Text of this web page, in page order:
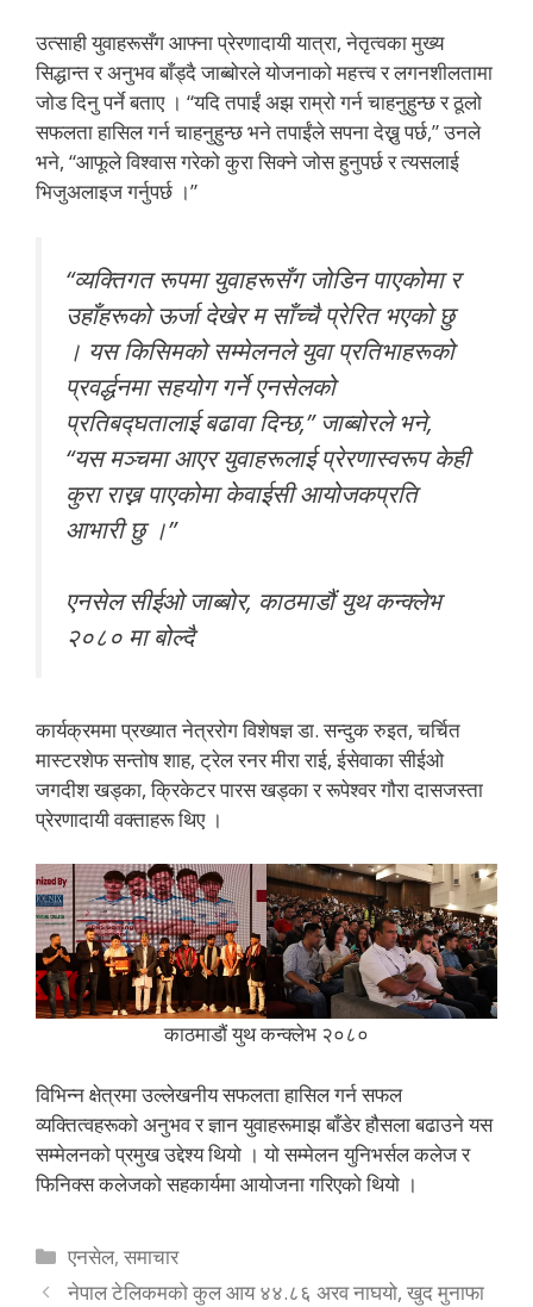
उत्साही युवाहरूसँग आफ्ना प्रेरणादायी यात्रा, नेतृत्वका मुख्य
सिद्धान्त र अनुभव बाँड्दै जाब्बोरले योजनाको महत्त्व र लगनशीलतामा
जोड दिनु पर्ने बताए । “यदि तपाईं अझ राम्रो गर्न चाहनुहुन्छ र ठूलो
सफलता हासिल गर्न चाहनुहुन्छ भने तपाईंले सपना देख्नु पर्छ,” उनले
भने, “आफूले विश्वास गरेको कुरा सिक्ने जोस हुनुपर्छ र त्यसलाई
भिजुअलाइज गर्नुपर्छ ।”
“व्यक्तिगत रूपमा युवाहरूसँग जोडिन पाएकोमा र
उहाँहरूको ऊर्जा देखेर म साँच्चै प्रेरित भएको छु
। यस किसिमको सम्मेलनले युवा प्रतिभाहरूको
प्रवर्द्धनमा सहयोग गर्ने एनसेलको
प्रतिबद्घतालाई बढावा दिन्छ,” जाब्बोरले भने,
“यस मञ्चमा आएर युवाहरूलाई प्रेरणास्वरूप केही
कुरा राख्न पाएकोमा केवाईसी आयोजकप्रति
आभारी छु ।”
एनसेल सीईओ जाब्बोर, काठमाडौं युथ कन्क्लेभ
२०८० मा बोल्दै
कार्यक्रममा प्रख्यात नेत्ररोग विशेषज्ञ डा. सन्दुक रुइत, चर्चित
मास्टरशेफ सन्तोष शाह, ट्रेल रनर मीरा राई, ईसेवाका सीईओ
जगदीश खड्का, क्रिकेटर पारस खड्का र रूपेश्वर गौरा दासजस्ता
प्रेरणादायी वक्ताहरू थिए ।
काठमाडौं युथ कन्क्लेभ २०८०
विभिन्न क्षेत्रमा उल्लेखनीय सफलता हासिल गर्न सफल
व्यक्तित्वहरूको अनुभव र ज्ञान युवाहरूमाझ बाँडेर हौसला बढाउने यस
सम्मेलनको प्रमुख उद्देश्य थियो । यो सम्मेलन युनिभर्सल कलेज र
फिनिक्स कलेजको सहकार्यमा आयोजना गरिएको थियो ।
Categories
एनसेल,समाचार
नेपाल टेलिकमको कुल आय ४४.८६ अरव नाघयो, खुद मुनाफा